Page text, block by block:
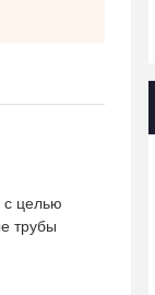
с целью
трубы